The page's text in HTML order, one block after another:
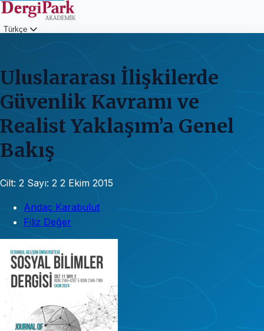
Türkçe
Uluslararası İlişkilerde
Güvenlik Kavramı ve
Realist Yaklaşım’a Genel
Bakış
Cilt: 2 Sayı: 2 2 Ekim 2015
Andaç Karabulut
Filiz Değer